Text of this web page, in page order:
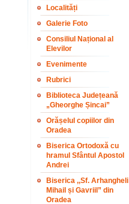
Localități
Galerie Foto
Consiliul Național al
Elevilor
Evenimente
Rubrici
Biblioteca Județeană
„Gheorghe Șincai”
Orășelul copiilor din
Oradea
Biserica Ortodoxă cu
hramul Sfântul Apostol
Andrei
Biserica ,,Sf. Arhangheli
Mihail și Gavriil” din
Oradea